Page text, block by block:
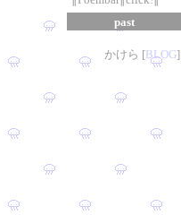
past
かけら [BLOG